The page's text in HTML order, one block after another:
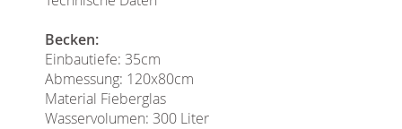
Becken:
Einbautiefe: 35cm
Abmessung: 120x80cm
Material Fieberglas
Wasservolumen: 300 Liter